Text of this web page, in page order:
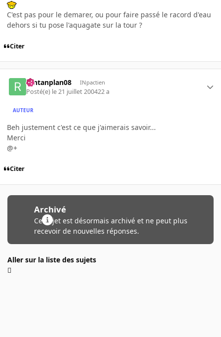
C'est pas pour le demarer, ou pour faire passé le racord d'eau
dehors si tu pose l'aquagate sur la tour ?
Citer
rantanplan08 INpactien
Posté(e) le 21 juillet 200422 a
AUTEUR
Beh justement c'est ce que j'aimerais savoir...
Merci
@+
Citer
Archivé
Ce sujet est désormais archivé et ne peut plus
recevoir de nouvelles réponses.
Aller sur la liste des sujets